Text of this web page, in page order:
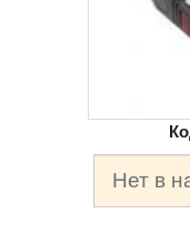
Нет в